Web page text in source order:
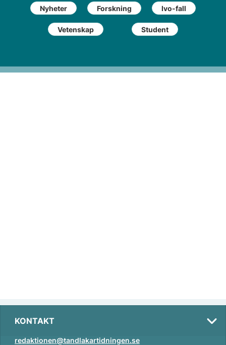
Nyheter Forskning Ivo-fall
Vetenskap Student
KONTAKT
redaktionen@tandlakartidningen.se